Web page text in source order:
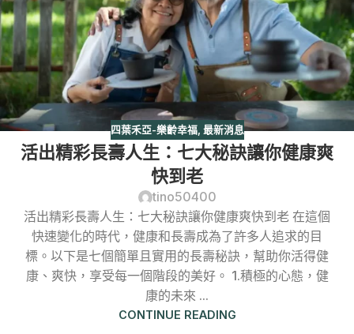
四葉禾亞-樂齡幸福, 最新消息
活出精彩長壽人生：七大秘訣讓你健康爽
快到老
tino50400
活出精彩長壽人生：七大秘訣讓你健康爽快到老 在這個
快速變化的時代，健康和長壽成為了許多人追求的目
標。以下是七個簡單且實用的長壽秘訣，幫助你活得健
康、爽快，享受每一個階段的美好。 1.積極的心態，健
康的未來 ...
CONTINUE READING